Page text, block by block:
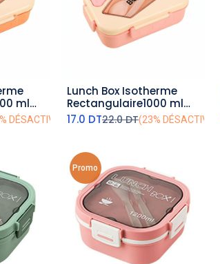
ml
DÉSACTIVÉ)
ajouter au panier
Lunch Box Isotherme
Rectangulaire1000 ml
Rose
17.0 DT22.0DT(23% DÉSACTIVÉ)
Promo